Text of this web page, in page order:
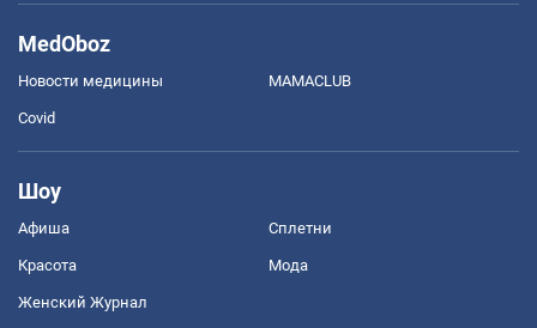
MedOboz
Новости медицины MAMACLUB
Covid
Шоу
Афиша Сплетни
Красота Мода
Женский Журнал